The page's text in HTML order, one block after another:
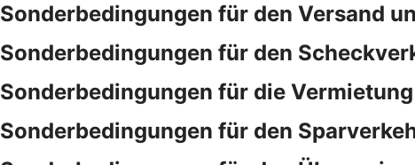
Sonderbedingungen für den Versand
Sonderbedingungen für den
Sonderbedingungen für die
Sonderbedingungen für den